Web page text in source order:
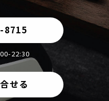
8715
22:30
せる